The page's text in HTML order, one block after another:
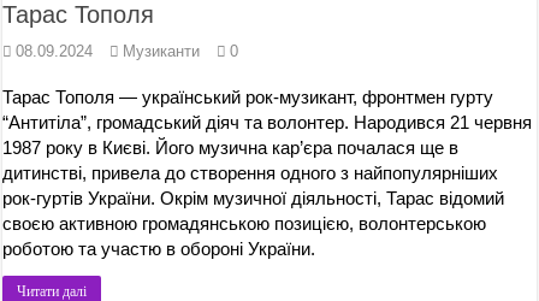
Тарас Тополя
08.09.2024 Музиканти 0
Тарас Тополя — український рок-музикант, фронтмен гурту
“Антитіла”, громадський діяч та волонтер. Народився 21 червня
1987 року в Києві. Його музична кар’єра почалася ще в
дитинстві, привела до створення одного з найпопулярніших
рок-гуртів України. Окрім музичної діяльності, Тарас відомий
своєю активною громадянською позицією, волонтерською
роботою та участю в обороні України.
Читати далі